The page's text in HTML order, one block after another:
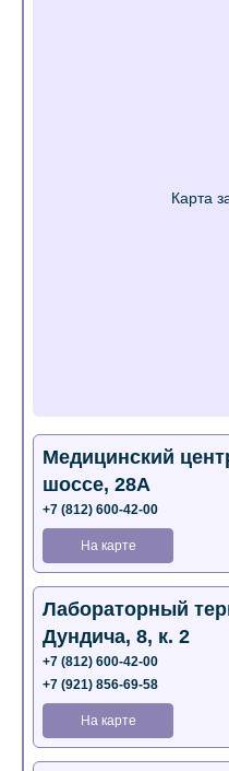
Медицинский
шоссе, 28А
+7 (812) 600-42-00
На карте
Лабораторный
Дундича, 8, к. 2
+7 (812) 600-42-00
+7 (921) 856-69-58
На карте